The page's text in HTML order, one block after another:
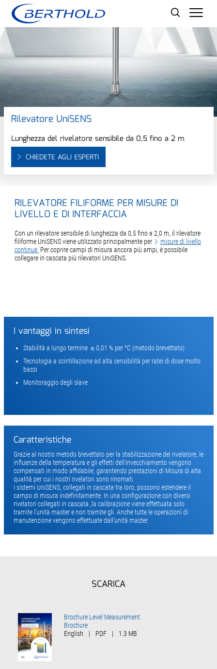
Rilevatore UniSENS
Lunghezza del rivelatore sensibile da 0,5 fino a 2 m
CHIEDETE AGLI ESPERTI
RILEVATORE FILIFORME PER MISURE DI
LIVELLO E DI INTERFACCIA
Con un rilevatore sensibile di lunghezza da 0,5 fino a 2,0 m, il rilevatore
filiforme UniSENS viene utilizzato principalmente per
misure di livello
continue. Per coprire campi di misura ancora più ampi, è possibile
collegare in cascata più rilevatori UniSENS.
I vantaggi in sintesi
Stabilità a lungo termine ≤ 0,01 % per °C (metodo brevettato)
Tecnologia a scintillazione ad alta sensibilità per ratei di dose molto
bassi
Monitoraggio degli slave
Caratteristiche
Grazie al nostro metodo brevettato per la stabilizzazione del rivelatore, le
influenze della temperatura e gli effetti dell'invecchiamento vengono
compensati in modo affidabile, garantendo prestazioni di Misura di alta
qualità per cui i nostri rivelatori sono rinomati.
I sistemi UniSENS, collegati in cascata tra loro, possono estendere il
campo di misura indefinitamente. In una configurazione con diversi
rivelatori collegati in cascata ,la calibrazione viene effettuata solo
tramite l'unità master e non tramite gli. Anche tutte le operazioni di
manutenzione vengono effettuate dall'unità master.
SCARICA
Brochure Level Measurement
Brochure
English
| PDF | 1.3 MB